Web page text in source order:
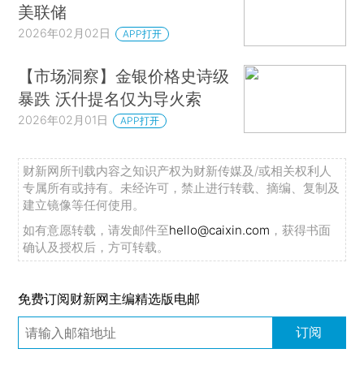
美联储
2026年02月02日 APP打开
【市场洞察】金银价格史诗级
暴跌 沃什提名仅为导火索
2026年02月01日 APP打开
财新网所刊载内容之知识产权为财新传媒及/或相关权利人
专属所有或持有。未经许可，禁止进行转载、摘编、复制及
建立镜像等任何使用。
如有意愿转载，请发邮件至hello@caixin.com ，获得书面
确认及授权后，方可转载。
免费订阅财新网主编精选版电邮
订阅